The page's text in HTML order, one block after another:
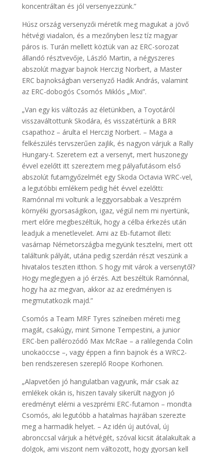
koncentráltan és jól versenyezzünk.”
Húsz ország versenyzői méretik meg magukat a jövő
hétvégi viadalon, és a mezőnyben lesz tíz magyar
páros is. Turán mellett köztük van az ERC-sorozat
állandó résztvevője, László Martin, a négyszeres
abszolút magyar bajnok Herczig Norbert, a Master
ERC bajnokságban versenyző Hadik András, valamint
az ERC-dobogós Csomós Miklós „Mixi”.
„Van egy kis változás az életünkben, a Toyotáról
visszaváltottunk Skodára, és visszatértünk a BRR
csapathoz – árulta el Herczig Norbert. – Maga a
felkészülés tervszerűen zajlik, és nagyon várjuk a Rally
Hungary-t. Szeretem ezt a versenyt, mert huszonegy
évvel ezelőtt itt szereztem meg pályafutásom első
abszolút futamgyőzelmét egy Skoda Octavia WRC-vel,
a legutóbbi emlékem pedig hét évvel ezelőtti:
Ramónnal mi voltunk a leggyorsabbak a Veszprém
környéki gyorsaságikon, igaz, végül nem mi nyertünk,
mert előre megbeszéltük, hogy a célba érkezés után
leadjuk a menetlevelet. Ami az Eb-futamot illeti:
vasárnap Németországba megyünk tesztelni, mert ott
találtunk pályát, utána pedig szerdán részt veszünk a
hivatalos teszten itthon. S hogy mit várok a versenytől?
Hogy meglegyen a jó érzés. Azt beszéltük Ramónnal,
hogy ha az megvan, akkor az az eredményen is
megmutatkozik majd.”
Csomós a Team MRF Tyres színeiben méreti meg
magát, csakúgy, mint Simone Tempestini, a junior
ERC-ben pallérozódó Max McRae – a ralilegenda Colin
unokaöccse –, vagy éppen a finn bajnok és a WRC2-
ben rendszeresen szereplő Roope Korhonen.
„Alapvetően jó hangulatban vagyunk, már csak az
emlékek okán is, hiszen tavaly sikerült nagyon jó
eredményt elérni a veszprémi ERC-futamon – mondta
Csomós, aki legutóbb a hatalmas hajrában szerezte
meg a harmadik helyet. – Az idén új autóval, új
abronccsal várjuk a hétvégét, szóval kicsit átalakultak a
dolgok, ami viszont nem változott, hogy gyorsan kell